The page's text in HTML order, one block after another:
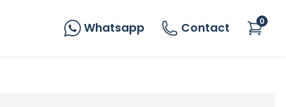
Whatsapp Contact 0